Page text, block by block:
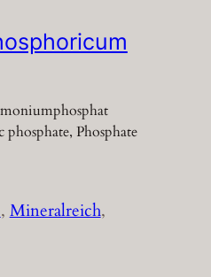
Phosphate
, Mineralreich